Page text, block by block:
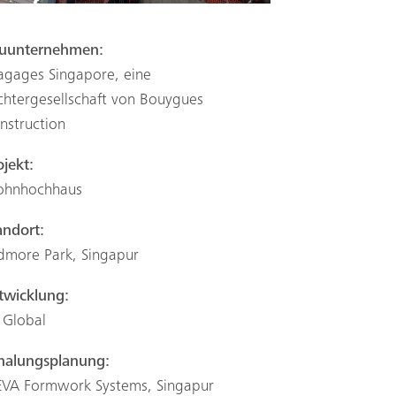
Singapore, eine
von Bouygues
Park, Singapur
Global
Formwork Systems, Singapur